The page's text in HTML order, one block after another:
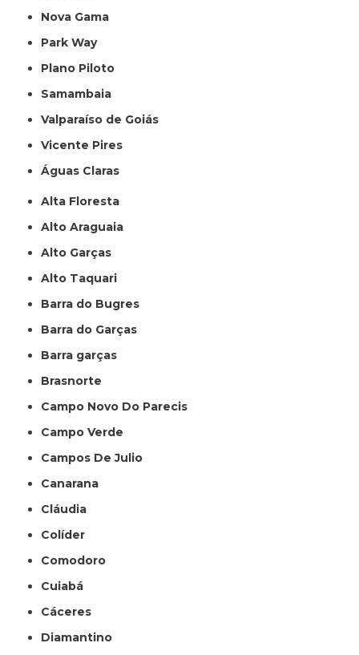
Nova Gama
Park Way
Plano Piloto
Samambaia
Valparaíso de Goiás
Vicente Pires
Águas Claras
Alta Floresta
Alto Araguaia
Alto Garças
Alto Taquari
Barra do Bugres
Barra do Garças
Barra garças
Brasnorte
Campo Novo Do Parecis
Campo Verde
Campos De Julio
Canarana
Cláudia
Colíder
Comodoro
Cuiabá
Cáceres
Diamantino